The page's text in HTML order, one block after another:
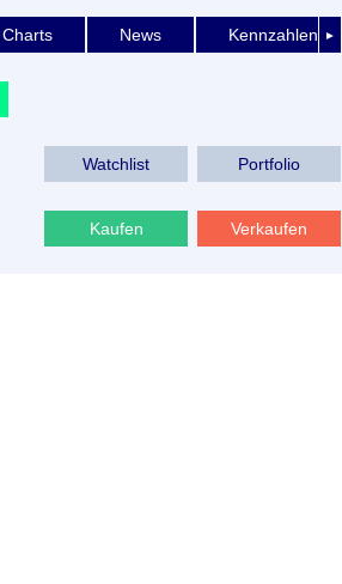
►
Charts News Kennzahlen
Watchlist Portfolio
Kaufen Verkaufen